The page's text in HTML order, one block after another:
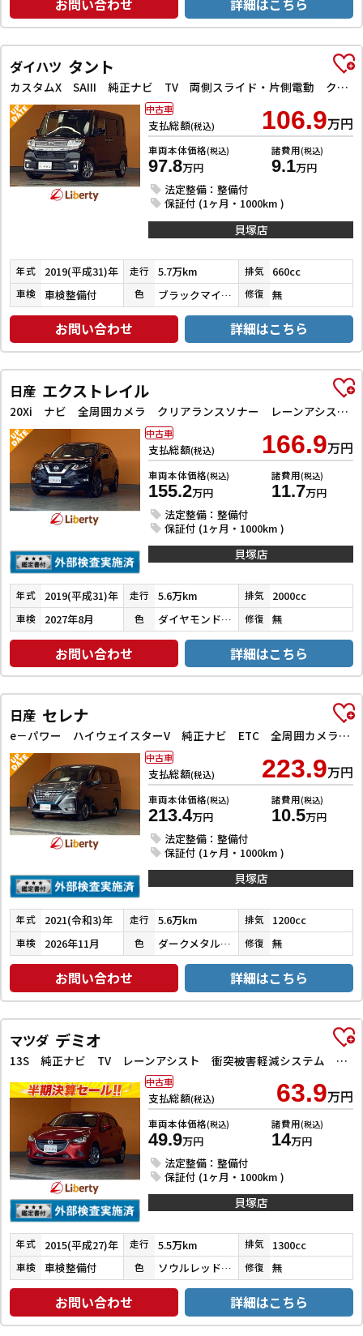
お問い合わせ 詳細はこちら
ダイハツ タント
カスタムX SAIII 純正ナビ TV 両側スライド・片側電動 クリアランスソナー 衝突被害軽減システム オートマチックハイビーム オートライト スマートキー アイドリングストップ 電動格納ミラー
支払総額(税込) 106.9万円
車両本体価格(税込)
97.8万円
諸費用(税込)
9.1万円
法定整備：整備付
保証付 (1ヶ月・1000km )
中古車
貝塚店
年式 2019(平成31)年 走行 5.7万km 排気 660cc
車検 車検整備付 色 ブラックマイカメタリック 修復 無
お問い合わせ 詳細はこちら
日産 エクストレイル
20Xi ナビ 全周囲カメラ クリアランスソナー レーンアシスト 衝突被害軽減システム オートライト LEDヘッドランプ 電動リアゲート アルミホイール スマートキー アイドリングストップ
支払総額(税込) 166.9万円
車両本体価格(税込)
155.2万円
諸費用(税込)
11.7万円
法定整備：整備付
保証付 (1ヶ月・1000km )
中古車
貝塚店
年式 2019(平成31)年 走行 5.6万km 排気 2000cc
車検 2027年8月 色 ダイヤモンドブラックパール 修復 無
お問い合わせ 詳細はこちら
日産 セレナ
e－パワー ハイウェイスターV 純正ナビ ETC 全周囲カメラ フリップダウンモニター クリアランスソナー オートクルーズコントロール 衝突被害軽減システム 両側電動スライドドア オートライト LEDヘッドランプ スマートキー
支払総額(税込) 223.9万円
車両本体価格(税込)
213.4万円
諸費用(税込)
10.5万円
法定整備：整備付
保証付 (1ヶ月・1000km )
中古車
貝塚店
年式 2021(令和3)年 走行 5.6万km 排気 1200cc
車検 2026年11月 色 ダークメタルグレーメタリック 修復 無
お問い合わせ 詳細はこちら
マツダ デミオ
13S 純正ナビ TV レーンアシスト 衝突被害軽減システム オートライト スマートキー アイドリングストップ 電動格納ミラー AT 盗難防止システム 衝突安全ボディ ABS ESC CD DVD再生 USB
支払総額(税込) 63.9万円
車両本体価格(税込)
49.9万円
諸費用(税込)
14万円
法定整備：整備付
保証付 (1ヶ月・1000km )
中古車
貝塚店
年式 2015(平成27)年 走行 5.5万km 排気 1300cc
車検 車検整備付 色 ソウルレッドプレミアムメタリック 修復 無
お問い合わせ 詳細はこちら